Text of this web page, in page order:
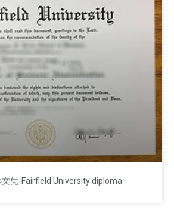
凭-Fairfield University diploma